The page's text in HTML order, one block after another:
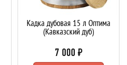
Кадка дубовая 15 л Оптима
(Кавказский дуб)
7 000 ₽